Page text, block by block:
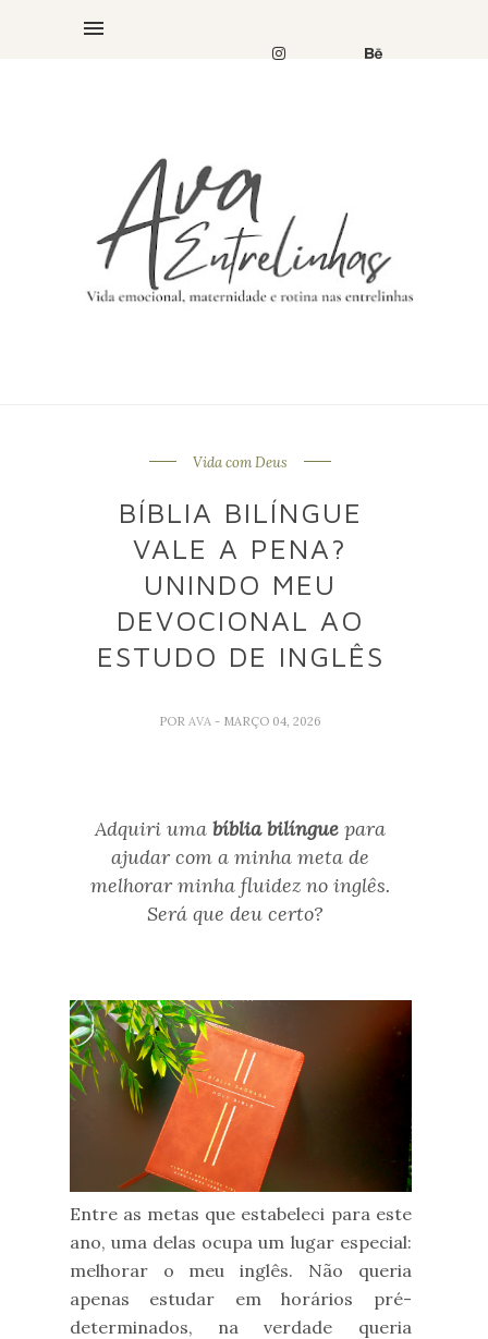
Vida com Deus
BÍBLIA BILÍNGUE
VALE A PENA?
UNINDO MEU
DEVOCIONAL AO
ESTUDO DE INGLÊS
POR AVA - MARÇO 04, 2026
Adquiri umabíblia bilíngue para
ajudar com a minha meta de
melhorar minha fluidez no inglês.
Será que deu certo?
Entre as metas que estabeleci para este
ano, uma delas ocupa um lugar especial:
melhorar o meu inglês. Não queria
apenas estudar em horários pré-
determinados, na verdade queria